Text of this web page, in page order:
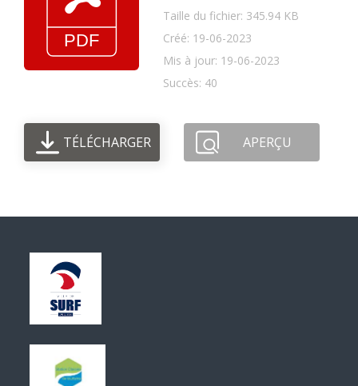
Taille du fichier: 345.94 KB
Créé: 19-06-2023
Mis à jour: 19-06-2023
Succès: 40
TÉLÉCHARGER APERÇU